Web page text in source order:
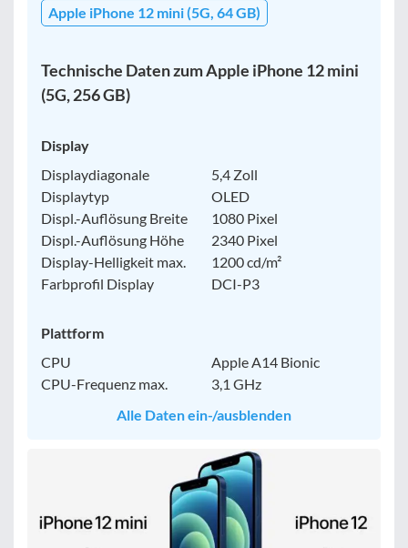
Apple iPhone 12 mini (5G, 64 GB)
Technische Daten zum Apple iPhone 12 mini
(5G, 256 GB)
Display
Displaydiagonale
5,4 Zoll
Displaytyp
OLED
Displ.-Auflösung Breite
1080 Pixel
Displ.-Auflösung Höhe
2340 Pixel
Display-Helligkeit max.
1200 cd/m²
Farbprofil Display
DCI-P3
Plattform
CPU
Apple A14 Bionic
CPU-Frequenz max.
3,1 GHz
Alle Daten ein-/ausblenden